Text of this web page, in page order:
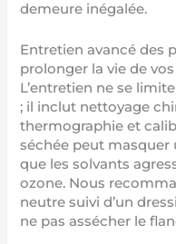
demeure inégalée.
Entretien avancé des
prolonger la vie de vos
L’entretien ne se
; il inclut nettoyage
thermographie et
séchée peut masquer
que les solvants
ozone. Nous
neutre suivi d’un
ne pas assécher le